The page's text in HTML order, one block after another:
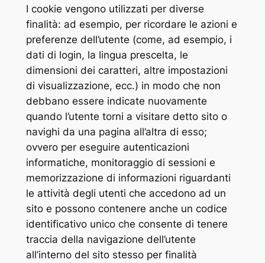
I cookie vengono utilizzati per diverse
finalità: ad esempio, per ricordare le azioni e
preferenze dell’utente (come, ad esempio, i
dati di login, la lingua prescelta, le
dimensioni dei caratteri, altre impostazioni
di visualizzazione, ecc.) in modo che non
debbano essere indicate nuovamente
quando l’utente torni a visitare detto sito o
navighi da una pagina all’altra di esso;
ovvero per eseguire autenticazioni
informatiche, monitoraggio di sessioni e
memorizzazione di informazioni riguardanti
le attività degli utenti che accedono ad un
sito e possono contenere anche un codice
identificativo unico che consente di tenere
traccia della navigazione dell’utente
all’interno del sito stesso per finalità